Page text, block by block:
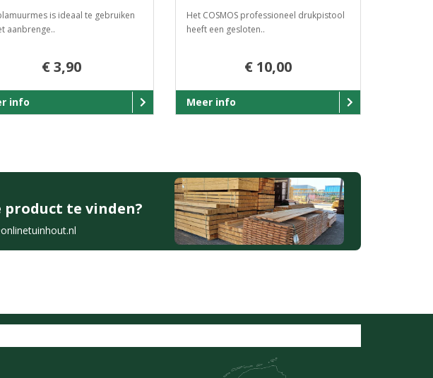
is ideaal te gebruiken
aanbrenge..
€ 3,90
info
Het COSMOS professioneel drukpistool
heeft een gesloten..
€ 10,00
Meer info
te vinden?